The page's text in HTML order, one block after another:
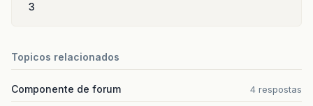
3
Topicos relacionados
Componente de forum 4 respostas